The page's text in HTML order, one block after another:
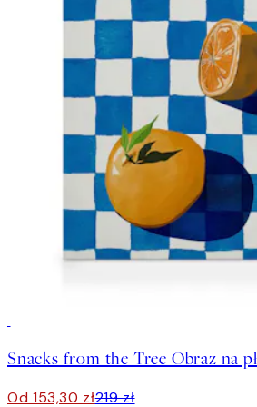
Snacks from the Tree Obraz na
Od 153,30 zł219 zł